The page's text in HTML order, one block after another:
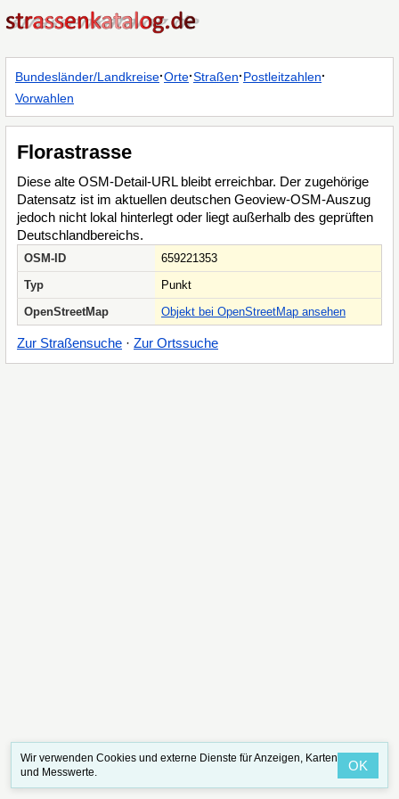
Bundesländer/Landkreise·Orte·Straßen·Postleitzahlen·
Vorwahlen
Florastrasse
Diese alte OSM-Detail-URL bleibt erreichbar. Der zugehörige
Datensatz ist im aktuellen deutschen Geoview-OSM-Auszug
jedoch nicht lokal hinterlegt oder liegt außerhalb des geprüften
Deutschlandbereichs.
OSM-ID
659221353
Typ
Punkt
OpenStreetMap
Objekt bei OpenStreetMap ansehen
Zur Straßensuche · Zur Ortssuche
Wir verwenden Cookies und externe Dienste für Anzeigen, Karten
und Messwerte.
OK